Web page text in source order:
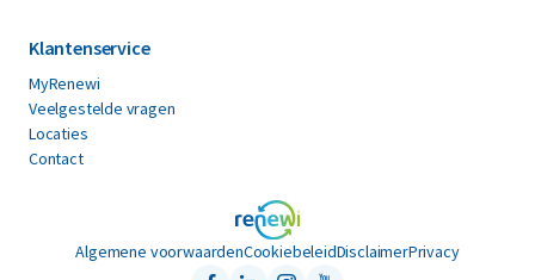
Klantenservice
MyRenewi
Veelgestelde vragen
Locaties
Contact
Algemene voorwaardenCookiebeleidDisclaimerPrivacy